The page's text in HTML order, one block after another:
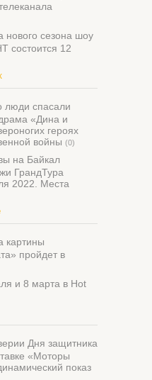
нового сезона шоу
состоится 12
люди спасали
«Дина и
героях
войны (0)
на Байкал
ГрандТура
2022. Места
картины
пройдет в
и 8 марта в Hot
Дня защитника
«Моторы
показ